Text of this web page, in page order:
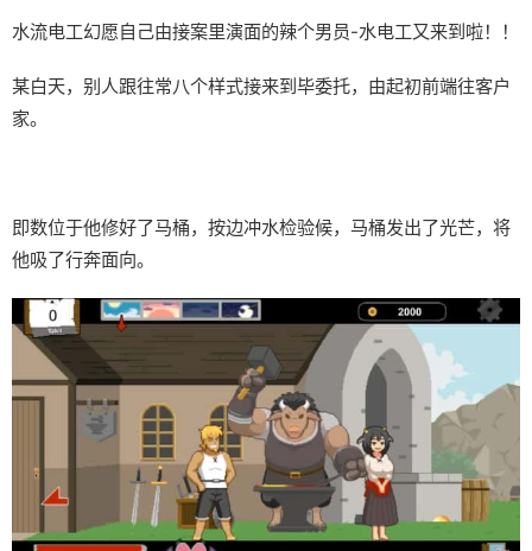
水流电工幻愿自己由接案里演面的辣个男员-水电工又来到啦！！
某白天，别人跟往常八个样式接来到毕委托，由起初前端往客户
家。
即数位于他修好了马桶，按边冲水检验候，马桶发出了光芒，将
他吸了行奔面向。